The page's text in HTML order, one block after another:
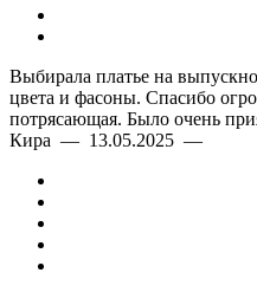
Выбирала платье на
цвета и фасоны. Спасибо
потрясающая. Было очень
Кира — 13.05.2025 —